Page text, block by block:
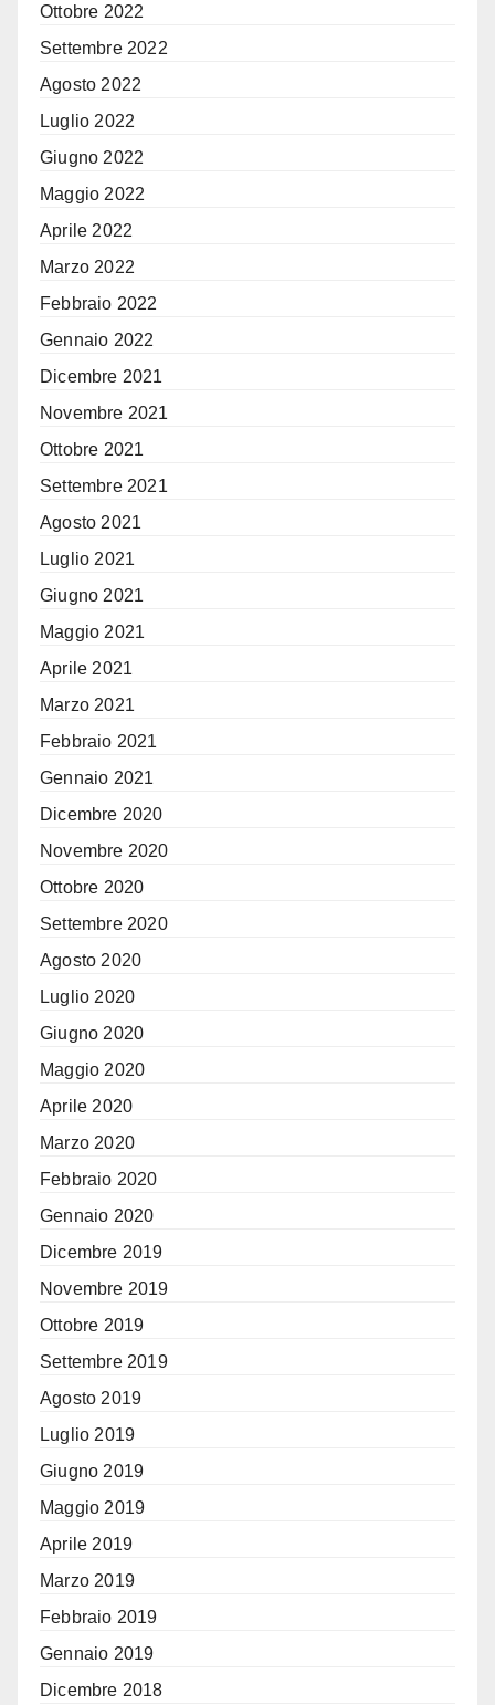
Ottobre 2022
Settembre 2022
Agosto 2022
Luglio 2022
Giugno 2022
Maggio 2022
Aprile 2022
Marzo 2022
Febbraio 2022
Gennaio 2022
Dicembre 2021
Novembre 2021
Ottobre 2021
Settembre 2021
Agosto 2021
Luglio 2021
Giugno 2021
Maggio 2021
Aprile 2021
Marzo 2021
Febbraio 2021
Gennaio 2021
Dicembre 2020
Novembre 2020
Ottobre 2020
Settembre 2020
Agosto 2020
Luglio 2020
Giugno 2020
Maggio 2020
Aprile 2020
Marzo 2020
Febbraio 2020
Gennaio 2020
Dicembre 2019
Novembre 2019
Ottobre 2019
Settembre 2019
Agosto 2019
Luglio 2019
Giugno 2019
Maggio 2019
Aprile 2019
Marzo 2019
Febbraio 2019
Gennaio 2019
Dicembre 2018